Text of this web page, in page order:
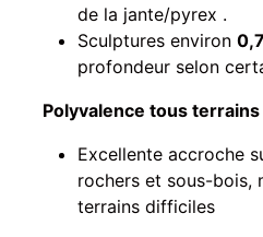
de la jante/pyrex .
Sculptures environ
profondeur selon
Polyvalence tous terrains
Excellente accroche
rochers et sous-bois,
terrains difficiles